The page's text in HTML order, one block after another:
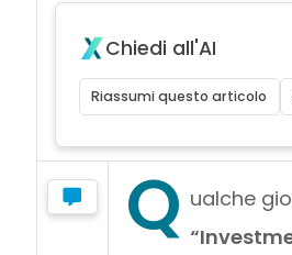
Chiedi all'AI
Riassumi questo articolo
Q ualche